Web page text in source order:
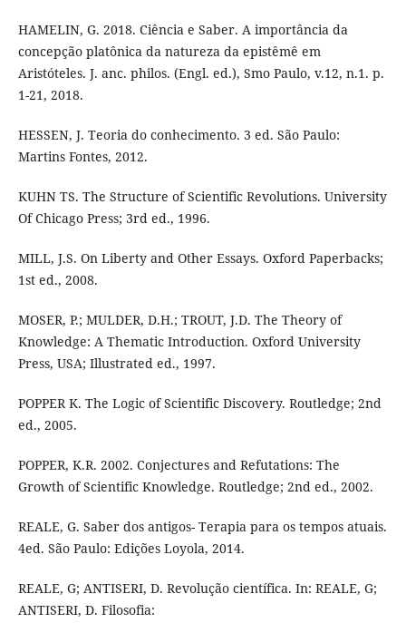
HAMELIN, G. 2018. Ciência e Saber. A importância da
concepção platônica da natureza da epistêmê em
Aristóteles. J. anc. philos. (Engl. ed.), Smo Paulo, v.12, n.1. p.
1-21, 2018.
HESSEN, J. Teoria do conhecimento. 3 ed. São Paulo:
Martins Fontes, 2012.
KUHN TS. The Structure of Scientific Revolutions. University
Of Chicago Press; 3rd ed., 1996.
MILL, J.S. On Liberty and Other Essays. Oxford Paperbacks;
1st ed., 2008.
MOSER, P.; MULDER, D.H.; TROUT, J.D. The Theory of
Knowledge: A Thematic Introduction. Oxford University
Press, USA; Illustrated ed., 1997.
POPPER K. The Logic of Scientific Discovery. Routledge; 2nd
ed., 2005.
POPPER, K.R. 2002. Conjectures and Refutations: The
Growth of Scientific Knowledge. Routledge; 2nd ed., 2002.
REALE, G. Saber dos antigos- Terapia para os tempos atuais.
4ed. São Paulo: Edições Loyola, 2014.
REALE, G; ANTISERI, D. Revolução científica. In: REALE, G;
ANTISERI, D. Filosofia: